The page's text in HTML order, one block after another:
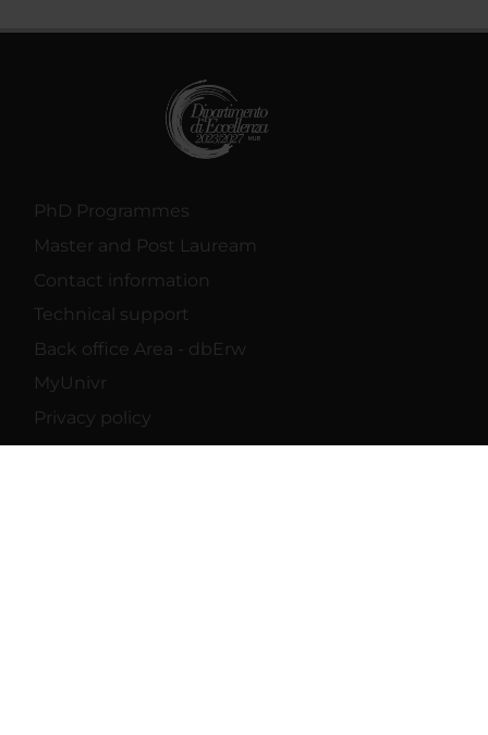
PhD Programmes
Master and Post Lauream
Contact information
Technical support
Back office Area - dbErw
MyUnivr
Privacy policy